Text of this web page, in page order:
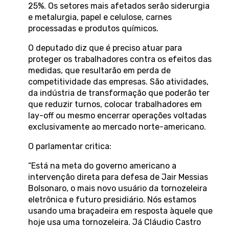
25%. Os setores mais afetados serão siderurgia
e metalurgia, papel e celulose, carnes
processadas e produtos químicos.
O deputado diz que é preciso atuar para
proteger os trabalhadores contra os efeitos das
medidas, que resultarão em perda de
competitividade das empresas. São atividades,
da indústria de transformação que poderão ter
que reduzir turnos, colocar trabalhadores em
lay-off ou mesmo encerrar operações voltadas
exclusivamente ao mercado norte-americano.
O parlamentar critica:
“Está na meta do governo americano a
intervenção direta para defesa de Jair Messias
Bolsonaro, o mais novo usuário da tornozeleira
eletrônica e futuro presidiário. Nós estamos
usando uma braçadeira em resposta àquele que
hoje usa uma tornozeleira. Já Cláudio Castro